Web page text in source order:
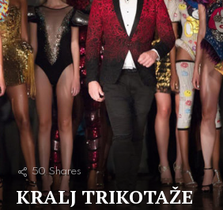
50 Shares
KRALJ TRIKOTAŽE